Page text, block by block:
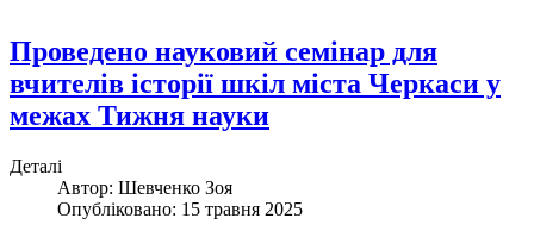
Проведено науковий семінар для
вчителів історії шкіл міста Черкаси у
межах Тижня науки
Деталі
Автор: Шевченко Зоя
Опубліковано: 15 травня 2025